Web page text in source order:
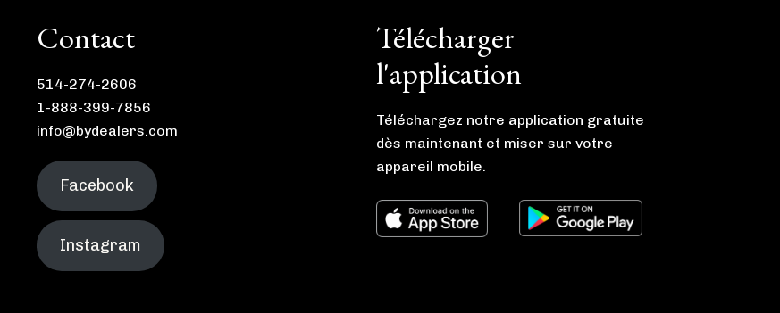
Contact
514-274-2606
1-888-399-7856
info@bydealers.com
Facebook
Instagram
Télécharger
l'application
Téléchargez notre application gratuite
dès maintenant et miser sur votre
appareil mobile.